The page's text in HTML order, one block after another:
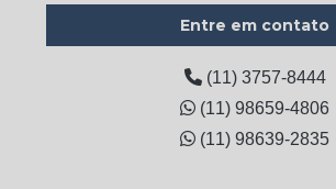
Engrenagem cônica de dentes helicoidais
Engrenagem Cônica de Dentes Retos
Engrenagem de corrente
Entre em contato
(11) 3757-8444
(11) 98659-4806
(11) 98639-2835